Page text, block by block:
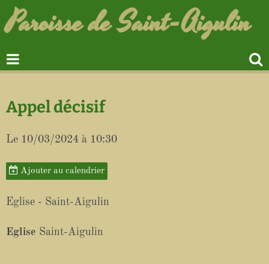
Paroisse de Saint-Aigulin
Appel décisif
Le 10/03/2024 à 10:30
Ajouter au calendrier
Eglise - Saint-Aigulin
Eglise Saint-Aigulin